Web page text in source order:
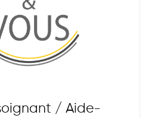
/ Aide-